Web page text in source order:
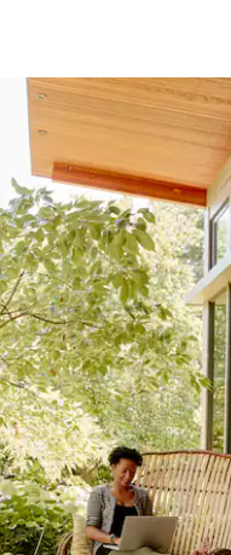
je de pijltjestoetsen